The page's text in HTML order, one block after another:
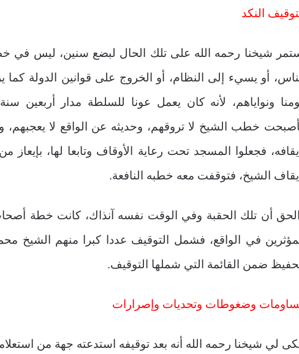
النكد
شيخنا رحمه الله على تلك الحال لبضع سنين، ليس في
أو يسيء إلى النظام، أو الخروج على قوانين الدولة كما
ونواياهم، لأنه كان يعمل عونا للسلطة مدار أربعين
خطب الشيخ لا تروقهم، وحديثه عن الواقع لا يعجبهم،
فجعلوا المسجد تحت رعاية الأوقاف وتابعا لها،
الشيخ، فتوقفت معه خطبه النافعة.
أن تلك الحقبة وفي الوقت نفسه آنذاك، كانت خطة
في الواقع، فشمل التوقيف عددا كبرا منهم الشيخ
ضمن القائمة التي شملها التوقيف.
وضغوطات وتحديات وإصرارات
لي شيخنا رحمه الله أنه بعد توقيفه استدعته جهة من